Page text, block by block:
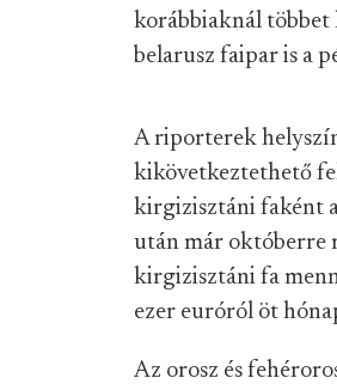
korábbiaknál többet
belarusz faipar is a
A riporterek
kikövetkeztethető
kirgizisztáni faként
után már októberre
kirgizisztáni fa
ezer euróról öt
Az orosz és